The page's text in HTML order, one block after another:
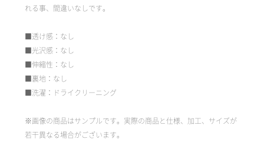
れる事、間違いなしです。
■透け感：なし
■光沢感：なし
■伸縮性：なし
■裏地：なし
■洗濯：ドライクリーニング
※画像の商品はサンプルです。実際の商品と仕様、加工、サイズが
若干異なる場合がございます。